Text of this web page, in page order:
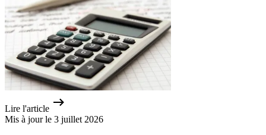
Lire l'article
Mis à jour le 3 juillet 2026